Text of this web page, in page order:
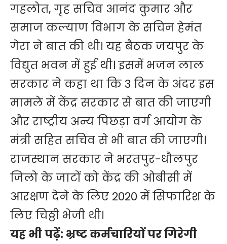
गहलोत, गृह सचिव आनंद कुमार और
समाज कल्याण विभाग के सचिन हेमंत
गेरा ने बात की थी। यह बैठक जयपुर के
विद्युत भवन में हुई थी। इसमें भजन लाल
सरकार ने कहा था कि 3 दिन के अंदर इस
मामले में केंद्र सरकार से बात की जाएगी
और राष्ट्रीय अन्य पिछड़ा वर्ग आयोग के
मंत्री सहित सचिव से भी बात की जाएगी।
राजस्थान सरकार ने भरतपुर-धौलपुर
जिलो के जाटों को केंद्र की ओबीसी में
आरक्षण देने के लिए 2020 में सिफारिश के
लिए चिठ्ठी भेजी थी।
यह भी पढ़ें: भ्रष्ट कर्मचारियों पर गिरेगी